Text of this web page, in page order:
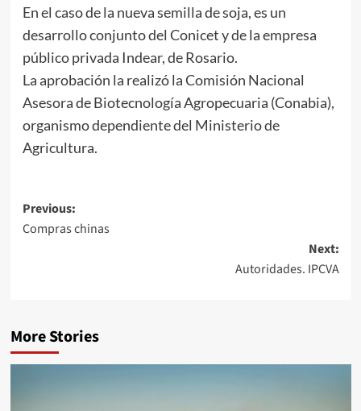
En el caso de la nueva semilla de soja, es un
desarrollo conjunto del Conicet y de la empresa
público privada Indear, de Rosario.
La aprobación la realizó la Comisión Nacional
Asesora de Biotecnología Agropecuaria (Conabia),
organismo dependiente del Ministerio de
Agricultura.
Post
navigation
Previous:
Compras chinas
Next:
Autoridades. IPCVA
More Stories